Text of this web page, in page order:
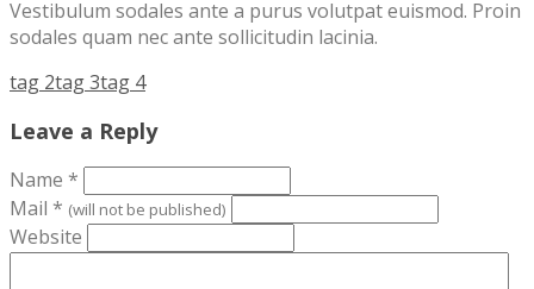
Vestibulum sodales ante a purus volutpat euismod. Proin
sodales quam nec ante sollicitudin lacinia.
tag 2tag 3tag 4
Leave a Reply
Name *
Mail * (will not be published)
Website